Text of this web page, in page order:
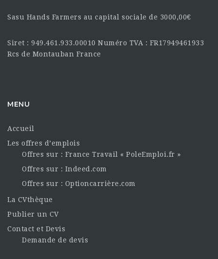
Sasu Hands Farmers au capital sociale de 3000,00€
Siret : 949.461.933.00010 Numéro TVA : FR17949461933
Rcs de Montauban France
MENU
Accueil
Les offres d’emplois
Offres sur : France Travail « PoleEmploi.fr »
Offres sur : Indeed.com
Offres sur : Optioncarrière.com
La CVthèque
Publier un CV
Contact et Devis
Demande de devis